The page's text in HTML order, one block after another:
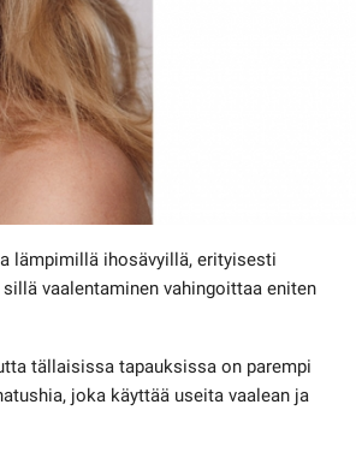
lämpimillä ihosävyillä, erityisesti
vaalentaminen vahingoittaa eniten
tällaisissa tapauksissa on parempi
joka käyttää useita vaalean ja